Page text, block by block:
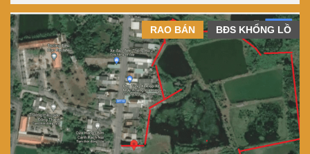
BĐS KHỔNG LỒ
RAO BÁN